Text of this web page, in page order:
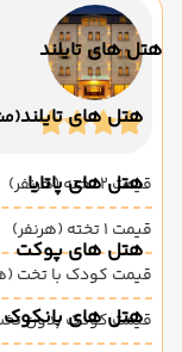
هتل های تایلند
هتل های تایلند
هتل های پاتایا
هتل های پوکت
هتل های بانکوک
قیمت 2 تخته (هرنفر)
قیمت 1 تخته (هرنفر)
قیمت کودک با تخت
قیمت کودک بدون